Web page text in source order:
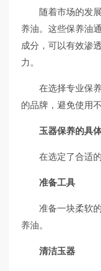
随着市场的发
养油。这些保养油
成分，可以有效渗
力。
在选择专业保
的品牌，避免使用
玉器保养的具
在选定了合适
准备工具
准备一块柔软
养油。
清洁玉器